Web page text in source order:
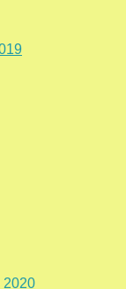
2020